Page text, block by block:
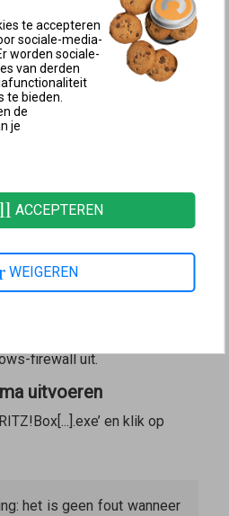
Windows-toets+ X in
op
en beveiliging’ en
Firewall’.
‘Start’ en vervolgens op
onder ‘Weergeven op’ de
).
firewall uit.
uitvoeren
en klik op
het isgeen fout wanneer
te accepteren
sociale-media-
worden sociale-
van derden
te bieden.
de
je
ACCEPTEREN
WEIGEREN